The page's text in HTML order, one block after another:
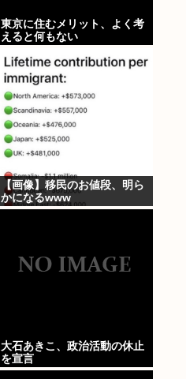
東京に住むメリット、よく考
えると何もない
【画像】移民のお値段、明ら
かになるwww
大石あきこ、政治活動の休止
を宣言